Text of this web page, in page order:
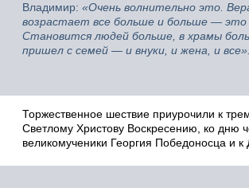
Владимир: «Очень волнительно это.
возрастает все больше и больше — это
Становится людей больше, в храмы
пришел с семей — и внуки, и жена, и все».
Торжественное шествие приурочили к
Светлому Христову Воскресению, ко дню
великомученики Георгия Победоносца и